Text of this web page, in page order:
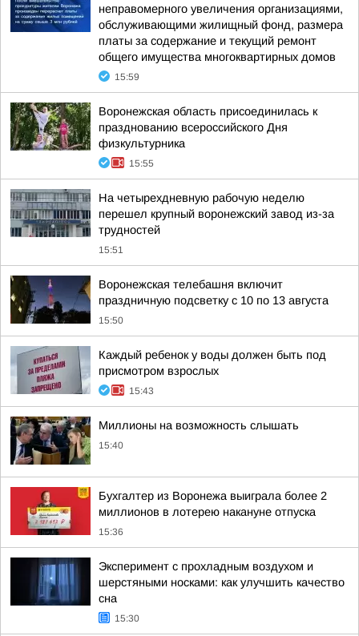
неправомерного увеличения организациями,
обслуживающими жилищный фонд, размера
платы за содержание и текущий ремонт
общего имущества многоквартирных домов
15:59
Воронежская область присоединилась к
празднованию всероссийского Дня
физкультурника
15:55
На четырехдневную рабочую неделю
перешел крупный воронежский завод из-за
трудностей
15:51
Воронежская телебашня включит
праздничную подсветку с 10 по 13 августа
15:50
Каждый ребенок у воды должен быть под
присмотром взрослых
15:43
Миллионы на возможность слышать
15:40
Бухгалтер из Воронежа выиграла более 2
миллионов в лотерею накануне отпуска
15:36
Эксперимент с прохладным воздухом и
шерстяными носками: как улучшить качество
сна
15:30